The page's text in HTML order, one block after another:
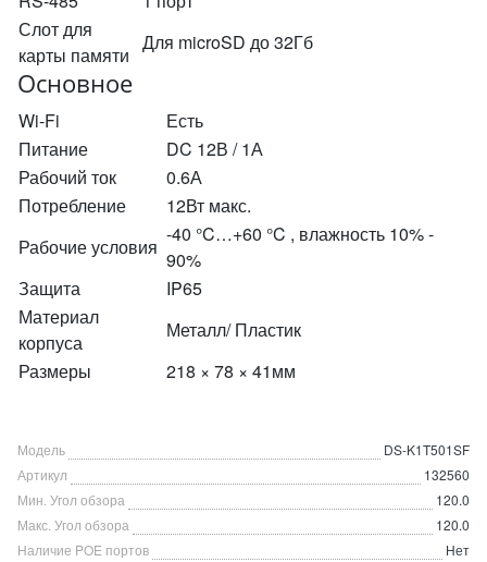
Слот для
карты памяти
Для microSD до 32Гб
Основное
Wi-Fi
Есть
Питание
DC 12В / 1А
Рабочий ток
0.6А
Потребление
12Вт макс.
Рабочие условия
-40 °C…+60 °C , влажность 10% -
90%
Защита
IP65
Материал
корпуса
Металл/ Пластик
Размеры
218 × 78 × 41мм
Модель
DS-K1T501SF
Артикул
132560
Мин. Угол обзора
120.0
Макс. Угол обзора
120.0
Наличие POE портов
Нет